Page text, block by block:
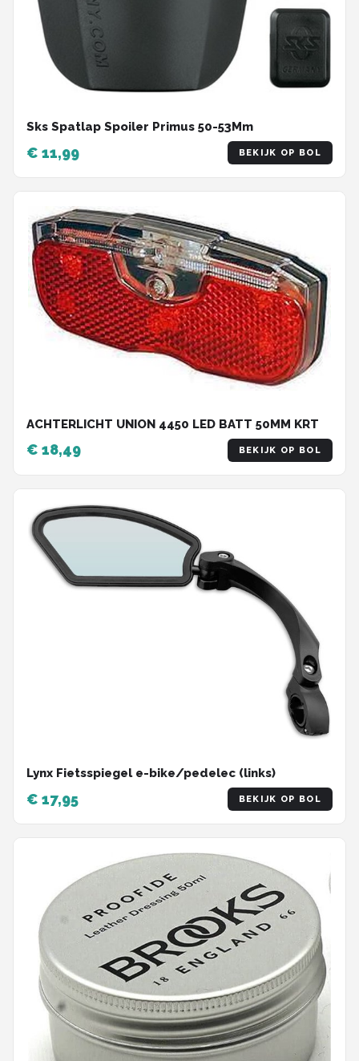
Sks Spatlap Spoiler Primus 50-53Mm
€ 11,99 BEKIJK OP BOL
ACHTERLICHT UNION 4450 LED BATT 50MM KRT
€ 18,49 BEKIJK OP BOL
Lynx Fietsspiegel e-bike/pedelec (links)
€ 17,95 BEKIJK OP BOL